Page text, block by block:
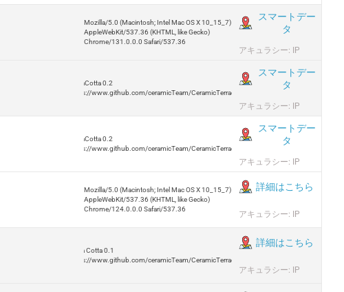
Mozilla/5.0 (Macintosh; Intel Mac OS X 10_15_7)
AppleWebKit/537.36 (KHTML, like Gecko)
Chrome/131.0.0.0 Safari/537.36
スマートデー
タ
アキュラシー: IP
TerraCotta 0.2
https://www.github.com/ceramicTeam/CeramicTerracotta
スマートデー
タ
アキュラシー: IP
TerraCotta 0.2
https://www.github.com/ceramicTeam/CeramicTerracotta
スマートデー
タ
アキュラシー: IP
Mozilla/5.0 (Macintosh; Intel Mac OS X 10_15_7)
AppleWebKit/537.36 (KHTML, like Gecko)
Chrome/124.0.0.0 Safari/537.36
詳細はこちら
アキュラシー: IP
Terra Cotta 0.1
https://www.github.com/ceramicTeam/CeramicTerracotta
詳細はこちら
アキュラシー: IP